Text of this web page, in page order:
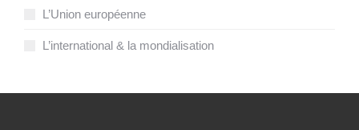
L’Union européenne
L’international & la mondialisation